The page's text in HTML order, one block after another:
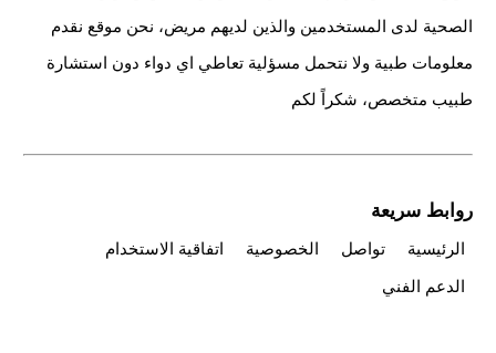
الصحية لدى المستخدمين والذين لديهم مريض، نحن موقع نقدم
معلومات طبية ولا نتحمل مسؤلية تعاطي اي دواء دون استشارة
طبيب متخصص، شكراً لكم
روابط سريعة
الرئيسية تواصل الخصوصية
اتفاقية الاستخدام
الدعم الفني